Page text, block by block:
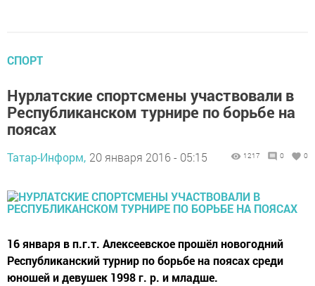
СПОРТ
Нурлатские спортсмены участвовали в
Республиканском турнире по борьбе на
поясах
Татар-Информ, 20 января 2016 - 05:15 1217 0 0
16 января в п.г.т. Алексеевское прошёл новогодний
Республиканский турнир по борьбе на поясах среди
юношей и девушек 1998 г. р. и младше.